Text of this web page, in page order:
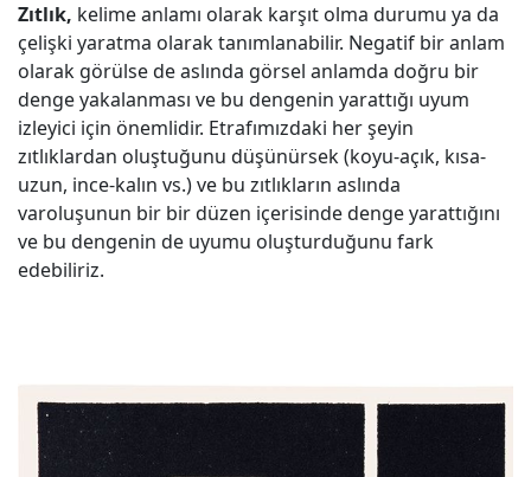
Zıtlık, kelime anlamı olarak karşıt olma durumu ya da
çelişki yaratma olarak tanımlanabilir. Negatif bir anlam
olarak görülse de aslında görsel anlamda doğru bir
denge yakalanması ve bu dengenin yarattığı uyum
izleyici için önemlidir. Etrafımızdaki her şeyin
zıtlıklardan oluştuğunu düşünürsek (koyu-açık, kısa-
uzun, ince-kalın vs.) ve bu zıtlıkların aslında
varoluşunun bir bir düzen içerisinde denge yarattığını
ve bu dengenin de uyumu oluşturduğunu fark
edebiliriz.